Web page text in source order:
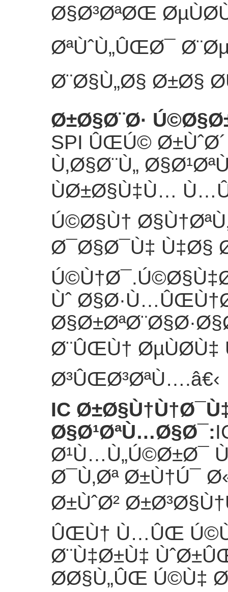
Ø§Ø³ØªØŒ
ØªÙˆÙ„ÛŒØ¯
Ø¨Ø§Ù„Ø§ Ø±Ø§
Ø±Ø§Ø¨Ø·
SPI ÛŒÚ©
Ù‚Ø§Ø¨Ù„
ÙØ±Ø§Ù‡Ù…
Ú©Ø§Ù†
Ø¯Ø§Ø¯Ù‡ Ù‡Ø§
Ùˆ
Ø¨ÛŒÙ†
Ø³ÛŒØ³ØªÙ….â€‹
IC
Ø§Ø¹ØªÙ…Ø§Ø¯:
Ø¯Ù‚Øª Ø±Ù†Ú¯
Ø±ÙˆØ²
ÛŒÙ† Ù…ÛŒ
Ø¨Ù‡Ø±Ù‡
Ø­Ø§Ù„ÛŒ Ú©Ù‡